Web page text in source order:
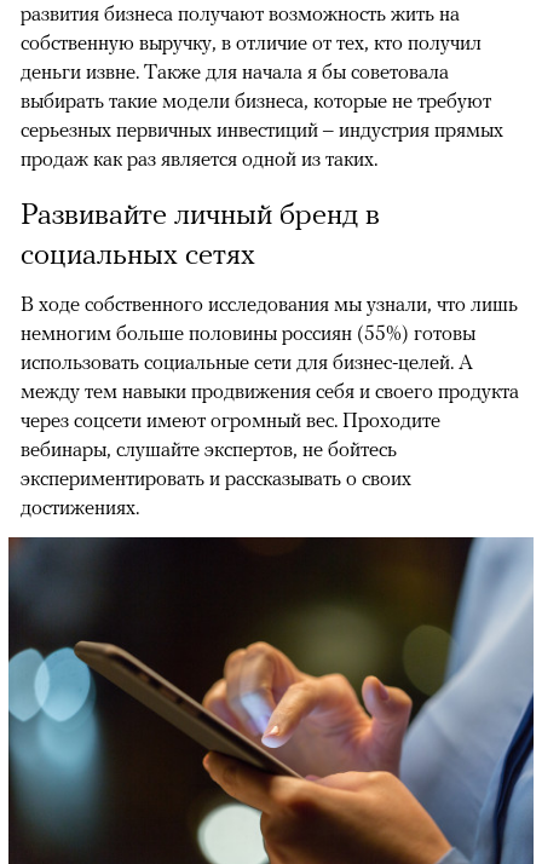
развития бизнеса получают возможность жить на
собственную выручку, в отличие от тех, кто получил
деньги извне. Также для начала я бы советовала
выбирать такие модели бизнеса, которые не требуют
серьезных первичных инвестиций – индустрия прямых
продаж как раз является одной из таких.
Развивайте личный бренд в
социальных сетях
В ходе собственного исследования мы узнали, что лишь
немногим больше половины россиян (55%) готовы
использовать социальные сети для бизнес-целей. А
между тем навыки продвижения себя и своего продукта
через соцсети имеют огромный вес. Проходите
вебинары, слушайте экспертов, не бойтесь
экспериментировать и рассказывать о своих
достижениях.